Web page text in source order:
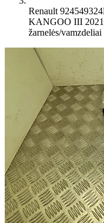
Renault
KANGOO III
žarnelės/vamzdeliai